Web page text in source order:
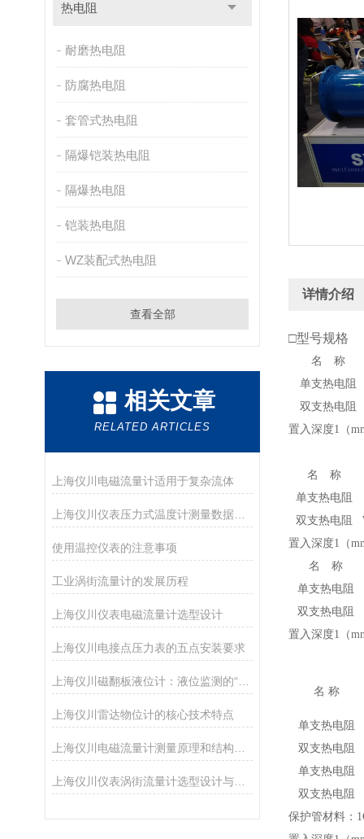
热电阻
耐磨热电阻
防腐热电阻
套管式热电阻
隔爆铠装热电阻
隔爆热电阻
铠装热电阻
WZ装配式热电阻
查看全部
相关文章
RELATED ARTICLES
上海仪川电磁流量计适用于复杂流体
上海仪川仪表压力式温度计测量数据不准的解决方法
使用温控仪表的注意事项
工业涡街流量计的发展历程
上海仪川仪表电磁流量计选型设计
上海仪川电接点压力表的五点安装要求
上海仪川雷达物位计的核心技术特点
上海仪川仪表涡街流量计选型设计与整体解决方案
详情介绍
□型号规格
名 称
单支热电阻
双支热电阻
置入深度1（
名 称
单支热电阻
双支热电阻
置入深度1（
名 称
单支热电阻
双支热电阻
置入深度1（
名 称
单支热电阻
双支热电阻
单支热电阻
双支热电阻
保护管材料 ：